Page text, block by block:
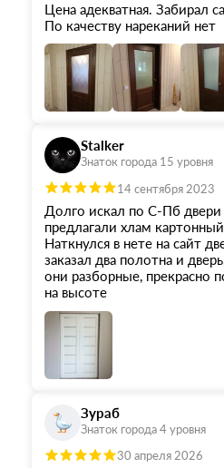
Цена адекватная. Забирал
По качеству нареканий нет
Stalker
Знаток города 15 уровня
14 сентября 2023
Долго искал по С-Пб двери
предлагали хлам
Наткнулся в нете на сайт
заказал два полотна и
они разборные, прекрасно
на высоте
Зураб
Знаток города 4 уровня
30 апреля 2026